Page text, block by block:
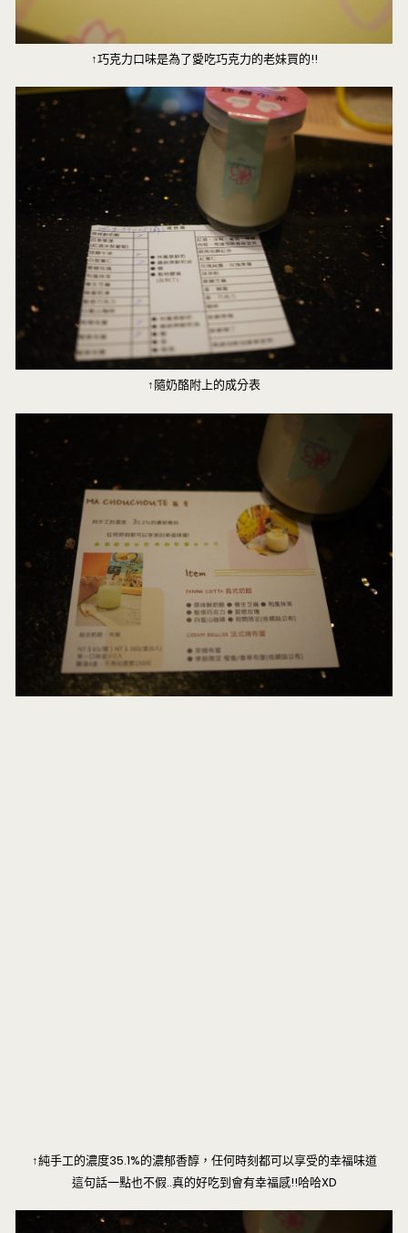
↑巧克力口味是為了愛吃巧克力的老妹買的!!
↑隨奶酪附上的成分表
↑純手工的濃度35.1%的濃郁香醇，任何時刻都可以享受的幸福味道
這句話一點也不假..真的好吃到會有幸福感!!哈哈XD